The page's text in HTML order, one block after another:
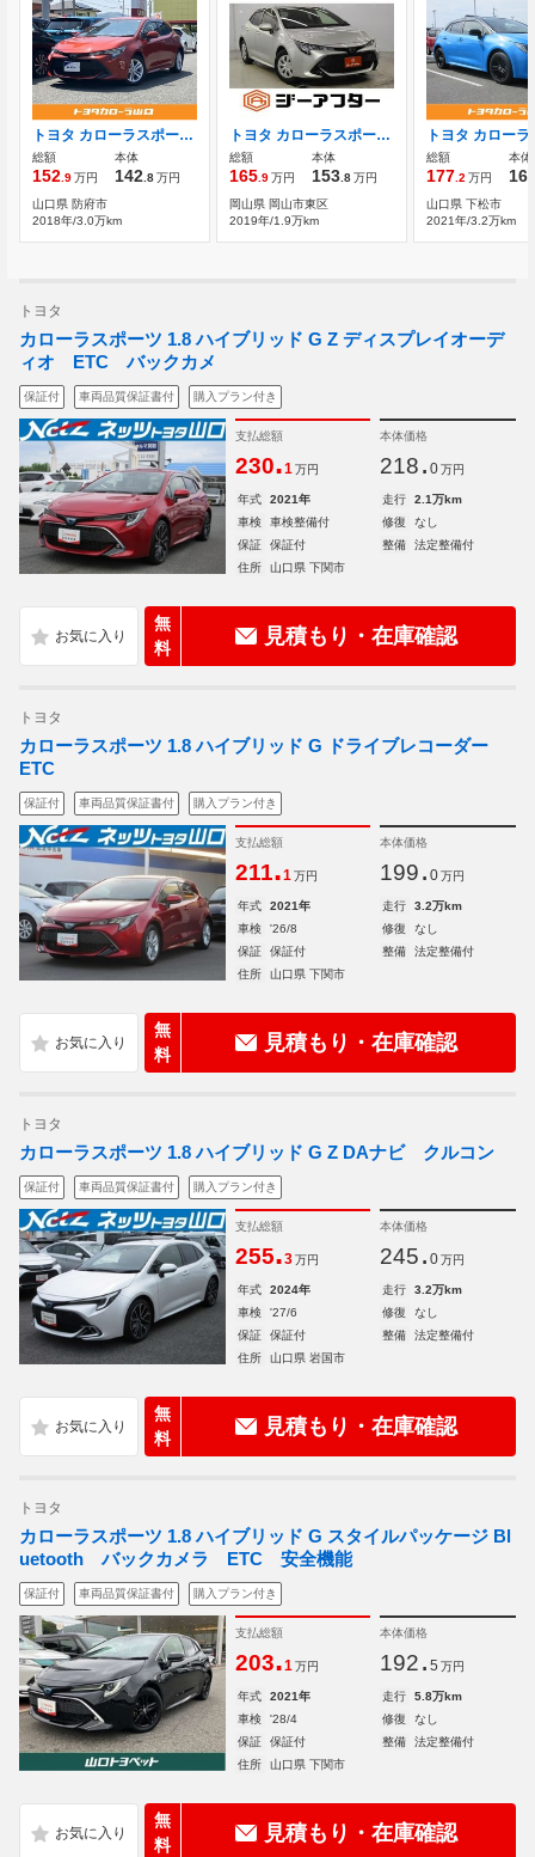
トヨタ カローラスポーツ 1.2 G バックカメラ ドラレコ ワンオーナー ETC
総額
152.9万円
本体
142.8万円
山口県 防府市
2018年/3.0万km
トヨタ カローラスポーツ 1.2 G X
総額
165.9万円
本体
153.8万円
岡山県 岡山市東区
2019年/1.9万km
総額
177.2万円
本体
山口県 下松市
2021年/3.2万km
トヨタ
カローラスポーツ 1.8 ハイブリッド G Z ディスプレイオーデ
ィオ ETC バックカメ
保証付 車両品質保証書付 購入プラン付き
支払総額
230.1 万円
本体価格
218. 0 万円
年式 2021年 走行
2.1万km
車検
車検整備付 修復
なし
保証
保証付 整備
法定整備付
住所
山口県 下関市
無
料
見積もり・在庫確認
トヨタ
カローラスポーツ 1.8 ハイブリッド G ドライブレコーダー
ETC
保証付 車両品質保証書付 購入プラン付き
支払総額
211.1 万円
本体価格
199. 0 万円
年式 2021年 走行
3.2万km
車検
'26/8 修復
なし
保証
保証付 整備
法定整備付
住所
山口県 下関市
無
料
見積もり・在庫確認
トヨタ
カローラスポーツ 1.8 ハイブリッド G Z DAナビ クルコン
保証付 車両品質保証書付 購入プラン付き
支払総額
255.3 万円
本体価格
245. 0 万円
年式 2024年 走行
3.2万km
車検
'27/6 修復
なし
保証
保証付 整備
法定整備付
住所
山口県 岩国市
無
料
見積もり・在庫確認
トヨタ
カローラスポーツ 1.8 ハイブリッド G スタイルパッケージ Bl
uetooth バックカメラ ETC 安全機能
保証付 車両品質保証書付 購入プラン付き
支払総額
203.1 万円
本体価格
192. 5 万円
年式 2021年 走行
5.8万km
車検
'28/4 修復
なし
保証
保証付 整備
法定整備付
住所
山口県 下関市
無
料
見積もり・在庫確認